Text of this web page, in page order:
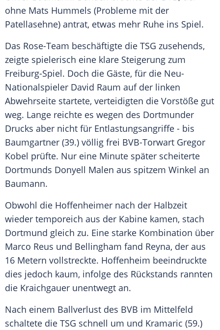
ohne Mats Hummels (Probleme mit der
Patellasehne) antrat, etwas mehr Ruhe ins Spiel.
Das Rose-Team beschäftigte die TSG zusehends,
zeigte spielerisch eine klare Steigerung zum
Freiburg-Spiel. Doch die Gäste, für die Neu-
Nationalspieler David Raum auf der linken
Abwehrseite startete, verteidigten die Vorstöße gut
weg. Lange reichte es wegen des Dortmunder
Drucks aber nicht für Entlastungsangriffe - bis
Baumgartner (39.) völlig frei BVB-Torwart Gregor
Kobel prüfte. Nur eine Minute später scheiterte
Dortmunds Donyell Malen aus spitzem Winkel an
Baumann.
Obwohl die Hoffenheimer nach der Halbzeit
wieder temporeich aus der Kabine kamen, stach
Dortmund gleich zu. Eine starke Kombination über
Marco Reus und Bellingham fand Reyna, der aus
16 Metern vollstreckte. Hoffenheim beeindruckte
dies jedoch kaum, infolge des Rückstands rannten
die Kraichgauer unentwegt an.
Nach einem Ballverlust des BVB im Mittelfeld
schaltete die TSG schnell um und Kramaric (59.)